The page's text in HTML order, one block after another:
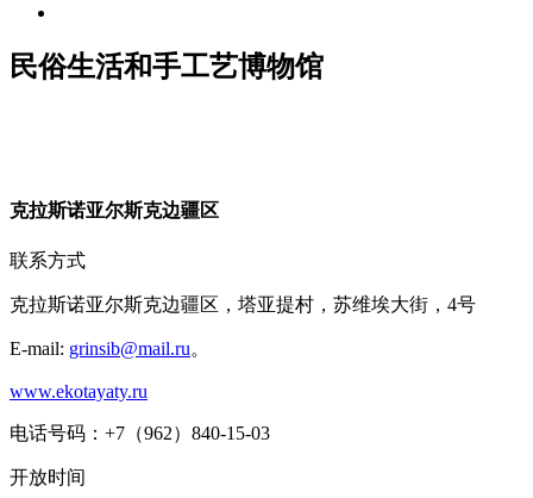
民俗生活和手工艺博物馆
克拉斯诺亚尔斯克边疆区
联系方式
克拉斯诺亚尔斯克边疆区，塔亚提村，苏维埃大街，4号
E-mail: grinsib@mail.ru。
www.ekotayaty.ru
电话号码：+7（962）840-15-03
开放时间